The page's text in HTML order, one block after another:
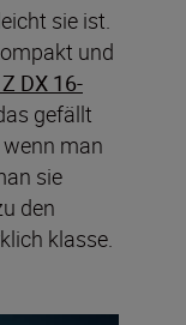
sie ist.
und
DX 16-
gefällt
man
sie
den
klasse.